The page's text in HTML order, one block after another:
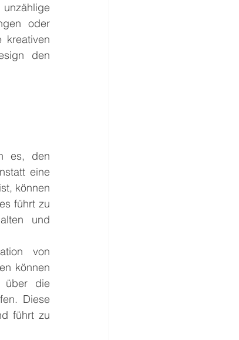
oder
kreativen
den
es, den
eine
können
führt zu
und
von
können
über die
Diese
führt zu